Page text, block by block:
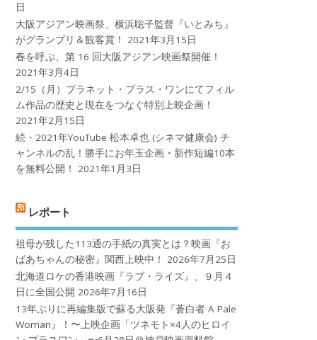
日
大阪アジアン映画祭、横浜聡子監督『いとみち』
がグランプリ＆観客賞！
2021年3月15日
春を呼ぶ、第 16 回大阪アジアン映画祭開催！
2021年3月4日
2/15（月）プラネット・プラス・ワンにてフィル
ム作品の歴史と現在をつなぐ特別上映企画！
2021年2月15日
続・2021年YouTube 松本卓也 (シネマ健康会) チ
ャンネルの乱！勝手にお年玉企画・新作短編10本
を無料公開！
2021年1月3日
レポート
祖母が残した113通の手紙の真実とは？映画『お
ばあちゃんの秘密』関西上映中！
2026年7月25日
北海道ロケの香港映画『ラブ・ライズ』、９月４
日に全国公開 2026年7月16日
13年ぶりに再編集版で蘇る大阪発『蒼白者 A Pale
Woman』！〜上映企画「ツネモト×4人のヒロイ